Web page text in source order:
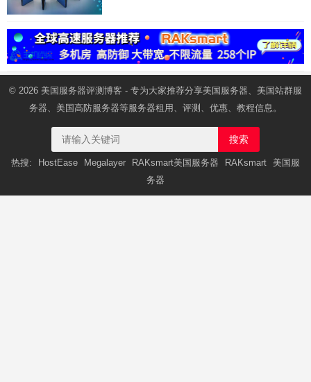
© 2026 美国服务器评测博客 - 专为大家推荐分享美国服务器、美国站群服
务器、美国高防服务器等服务器租用、评测、优惠、教程信息。
搜索
热搜: HostEase Megalayer RAKsmart美国服务器 RAKsmart
美国服
务器